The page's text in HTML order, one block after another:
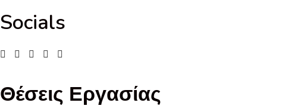
Socials
Θέσεις Εργασίας